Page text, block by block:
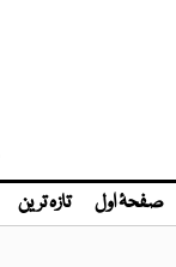
صفحۂ اول تازہ ترین